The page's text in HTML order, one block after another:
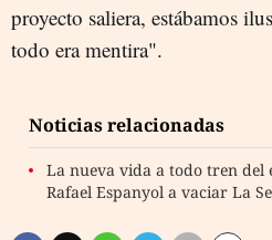
proyecto saliera, estábamos
todo era mentira".
Noticias relacionadas
La nueva vida a todo tren del
Rafael Espanyol a vaciar La